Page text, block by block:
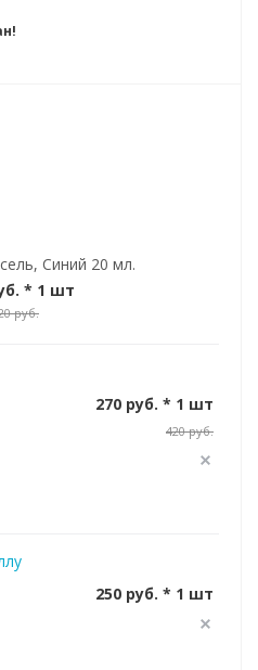
Синий 20 мл.
* 1 шт
руб.
270 руб. * 1 шт
420 руб.
250 руб. * 1 шт